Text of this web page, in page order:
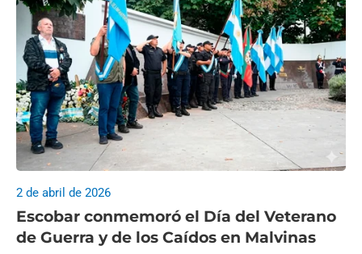
Escobar conmemoró el Día del Veterano
de Guerra y de los Caídos en Malvinas
2 de abril de 2026